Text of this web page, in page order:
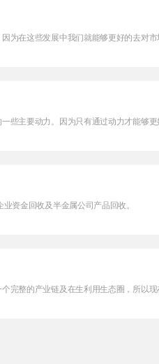
为在这些发展中我们就能够更好的去对市
些主要动力。因为只有通过动力才能够更
资金回收及半金属公司产品回收。
完整的产业链及在生利用生态圈，所以现